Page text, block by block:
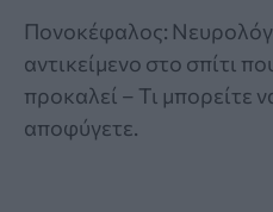
Πονοκέφαλος:
αντικείμενο στο σπίτι
προκαλεί – Τι μπορείτε
αποφύγετε.